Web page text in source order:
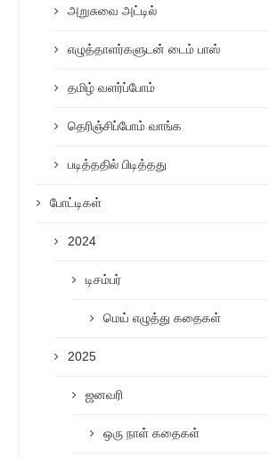
அறுசுவை அட்டில்
எழுத்தாளர்களுடன் டைம் பாஸ்
தமிழ் வளர்ப்போம்
தெரிஞ்சிப்போம் வாங்க
படித்ததில் பிடித்தது
போட்டிகள்
2024
டிசம்பர்
மெய் எழுத்து கதைகள்
2025
ஜனவரி
ஒரு நாள் கதைகள்